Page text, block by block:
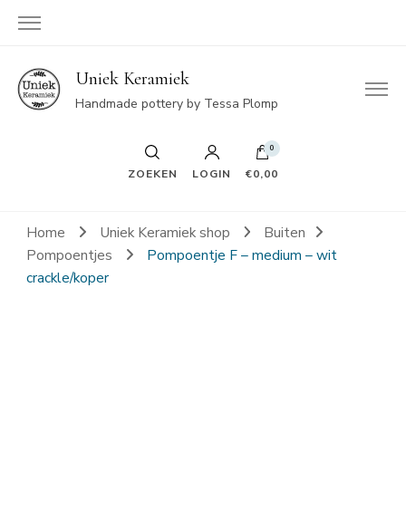
Uniek Keramiek
Handmade pottery by Tessa Plomp
ZOEKEN LOGIN
0
€0,00
Home Uniek Keramiek shop
Buiten
Pompoentjes
Pompoentje F – medium – wit
crackle/koper